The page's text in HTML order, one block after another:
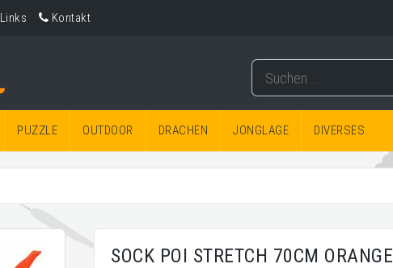
Links Kontakt
PUZZLE OUTDOOR DRACHEN JONGLAGE DIVERSES
SOCK POI STRETCH 70CM ORANGE